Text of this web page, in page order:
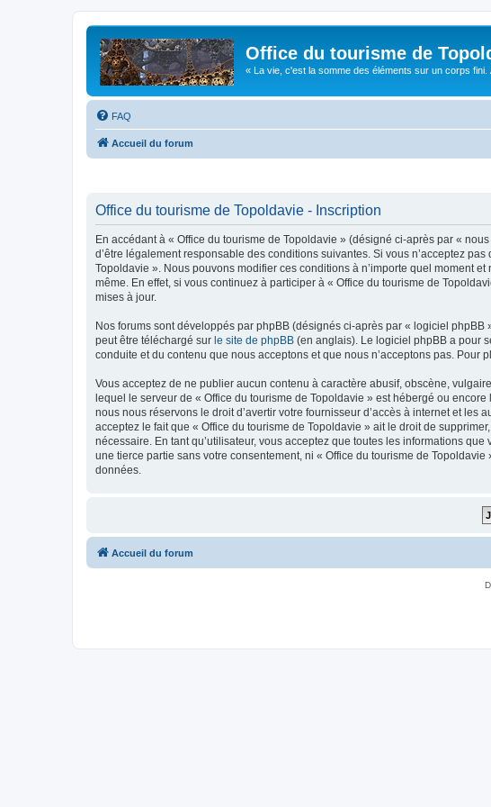
Office du tourisme de
« La vie, c'est la somme des éléments sur un corps fini.
FAQ
Accueil du forum
Office du tourisme de Topoldavie - Inscription
En accédant à « Office du tourisme de Topoldavie » (désigné ci-après par «
d’être légalement responsable des conditions suivantes. Si vous n’acceptez
Topoldavie ». Nous pouvons modifier ces conditions à n’importe quel moment
même. En effet, si vous continuez à participer à « Office du tourisme de
mises à jour.
Nos forums sont développés par phpBB (désignés ci-après par « logiciel
peut être téléchargé sur le site de phpBB (en anglais). Le logiciel phpBB a pour
conduite et du contenu que nous acceptons et que nous n’acceptons pas. Pour
Vous acceptez de ne publier aucun contenu à caractère abusif, obscène,
lequel le serveur de « Office du tourisme de Topoldavie » est hébergé ou
nous nous réservons le droit d’avertir votre fournisseur d’accès à internet et les
acceptez le fait que « Office du tourisme de Topoldavie » ait le droit de
nécessaire. En tant qu’utilisateur, vous acceptez que toutes les informations
une tierce partie sans votre consentement, ni « Office du tourisme de
données.
Accueil du forum